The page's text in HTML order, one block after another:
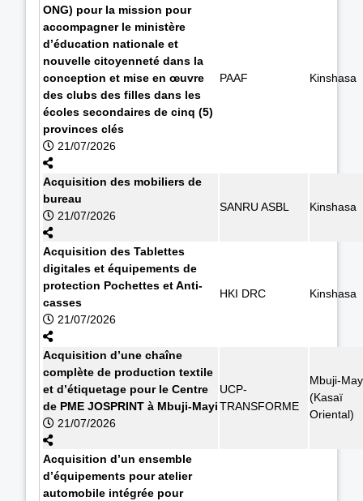
ONG) pour la mission pour
accompagner le ministère
d’éducation nationale et
nouvelle citoyenneté dans la
conception et mise en œuvre
des clubs des filles dans les
écoles secondaires de cinq (5)
provinces clés
21/07/2026
PAAF Kinshasa
Acquisition des mobiliers de
bureau
21/07/2026
SANRU ASBL Kinshasa
Acquisition des Tablettes
digitales et équipements de
protection Pochettes et Anti-
casses
21/07/2026
HKI DRC Kinshasa
Acquisition d’une chaîne
complète de production textile
et d’étiquetage pour le Centre
de PME JOSPRINT à Mbuji-Mayi
21/07/2026
UCP-
TRANSFORME
Mbuji-
(Kasaï
Oriental)
Acquisition d’un ensemble
d’équipements pour atelier
automobile intégrée pour